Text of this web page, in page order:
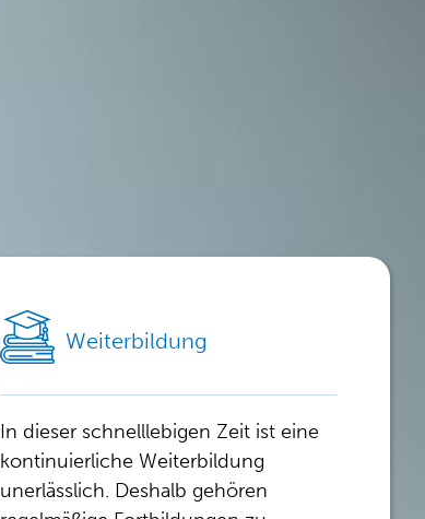
Weiterbildung
In dieser schnelllebigen Zeit ist eine
kontinuierliche Weiterbildung
unerlässlich. Deshalb gehören